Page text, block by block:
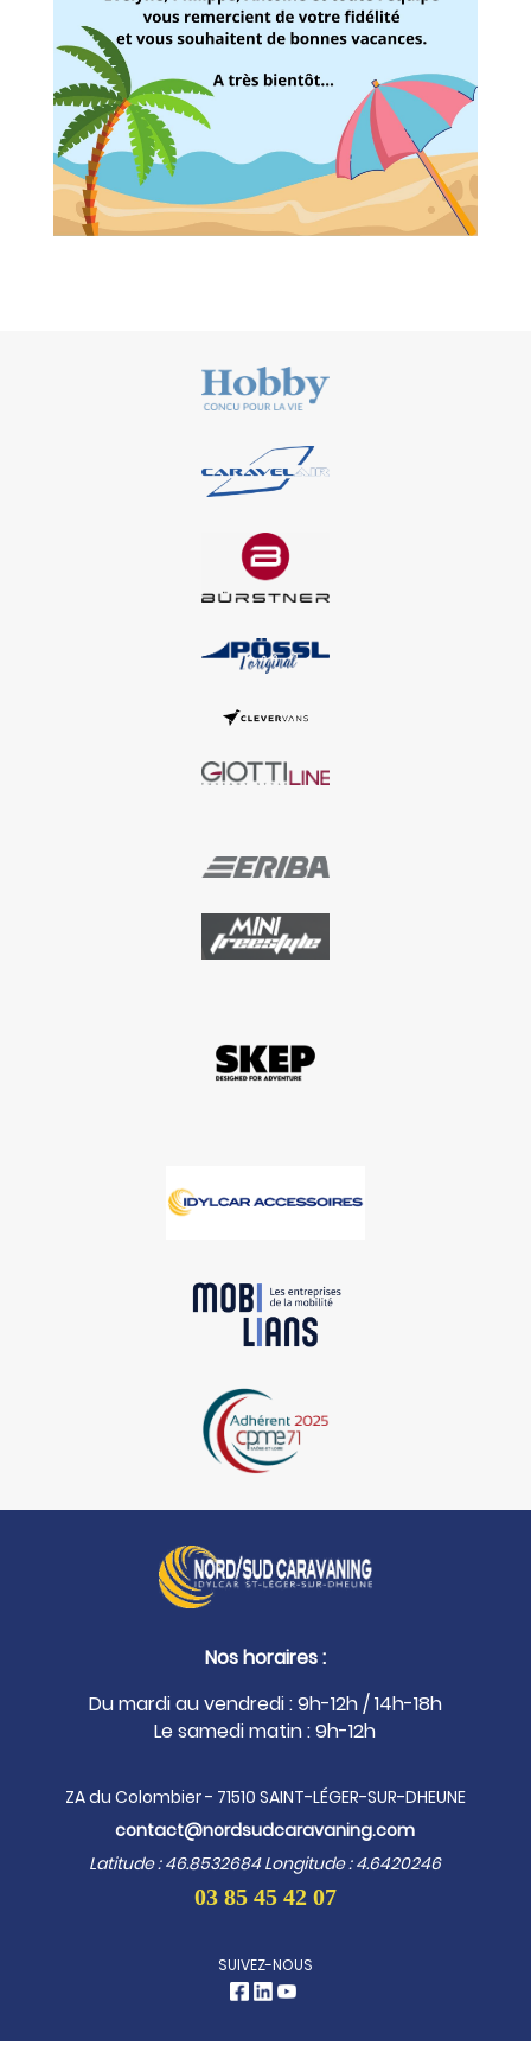
Nos horaires :
Du mardi au vendredi : 9h-12h / 14h-18h
Le samedi matin : 9h-12h
ZA du Colombier - 71510 SAINT-LÉGER-SUR-DHEUNE
contact@nordsudcaravaning.com
Latitude : 46.8532684 Longitude : 4.6420246
03 85 45 42 07
SUIVEZ-NOUS